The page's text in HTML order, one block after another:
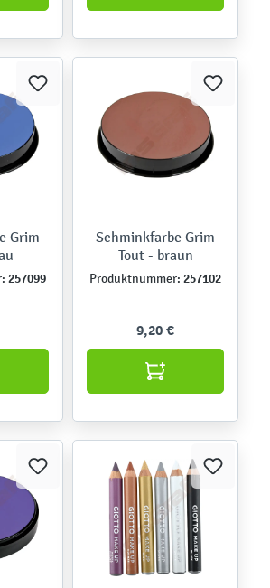
Grim
257099
Schminkfarbe Grim
Tout - braun
Produktnummer: 257102
9,20 €